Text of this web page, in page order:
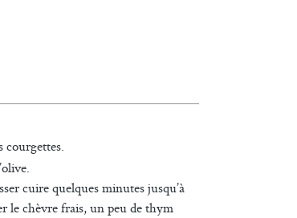
courgettes.
cuire quelques minutes jusqu’à
le chèvre frais, un peu de thym